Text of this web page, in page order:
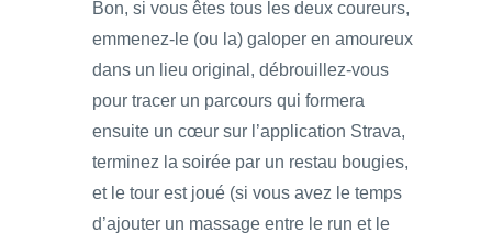
Bon, si vous êtes tous les deux coureurs,
emmenez-le (ou la) galoper en amoureux
dans un lieu original, débrouillez-vous
pour tracer un parcours qui formera
ensuite un cœur sur l’application Strava,
terminez la soirée par un restau bougies,
et le tour est joué (si vous avez le temps
d’ajouter un massage entre le run et le